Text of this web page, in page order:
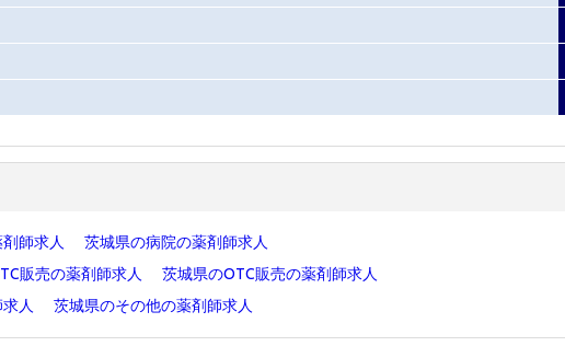
師求人
茨城県の病院の薬剤師求人
販売の薬剤師求人
茨城県のOTC販売の薬剤師求人
人
茨城県のその他の薬剤師求人